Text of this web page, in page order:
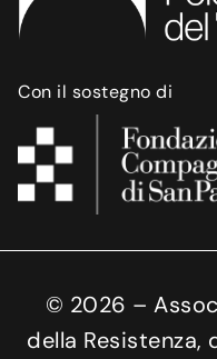
Con il sostegno di
© 2026 –
della Resistenza,